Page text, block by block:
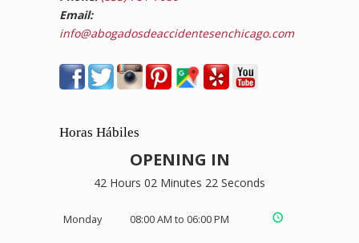
Email:
info@abogadosdeaccidentesenchicago.com
Horas Hábiles
OPENING IN
42 Hours 02 Minutes 21 Seconds
Monday 08:00 AM to 06:00 PM